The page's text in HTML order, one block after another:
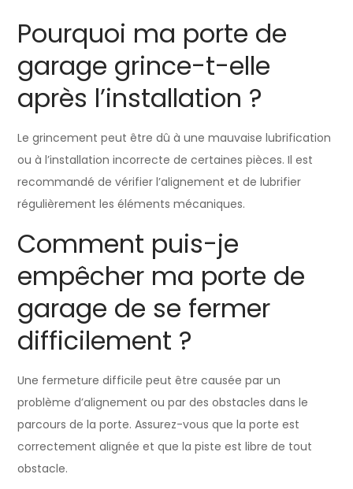
Pourquoi ma porte de
garage grince-t-elle
après l’installation ?
Le grincement peut être dû à une mauvaise lubrification
ou à l’installation incorrecte de certaines pièces. Il est
recommandé de vérifier l’alignement et de lubrifier
régulièrement les éléments mécaniques.
Comment puis-je
empêcher ma porte de
garage de se fermer
difficilement ?
Une fermeture difficile peut être causée par un
problème d’alignement ou par des obstacles dans le
parcours de la porte. Assurez-vous que la porte est
correctement alignée et que la piste est libre de tout
obstacle.